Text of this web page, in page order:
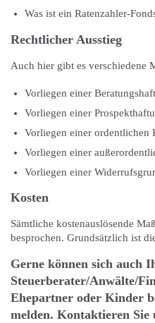
Was ist ein Ratenzahler-
Rechtlicher Ausstieg
Auch hier gibt es verschiedene
Vorliegen einer
Vorliegen einer
Vorliegen einer ordentlichen
Vorliegen einer
Vorliegen einer
Kosten
Sämtliche kostenauslösende
besprochen. Grundsätzlich ist
Gerne können sich auch
Steuerberater/Anwälte/
Ehepartner oder Kinder
melden. Kontaktieren Sie